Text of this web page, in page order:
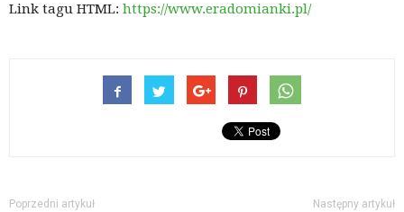
Link tagu HTML: https://www.eradomianki.pl/
Poprzedni artykuł Następny artykuł